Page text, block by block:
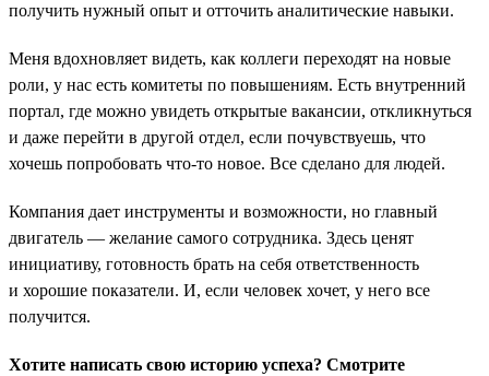
получить нужный опыт и отточить аналитические навыки.
Меня вдохновляет видеть, как коллеги переходят на новые
роли, у нас есть комитеты по повышениям. Есть внутренний
портал, где можно увидеть открытые вакансии, откликнуться
и даже перейти в другой отдел, если почувствуешь, что
хочешь попробовать что-то новое. Все сделано для людей.
Компания дает инструменты и возможности, но главный
двигатель — желание самого сотрудника. Здесь ценят
инициативу, готовность брать на себя ответственность
и хорошие показатели. И, если человек хочет, у него все
получится.
Хотите написать свою историю успеха? Смотрите